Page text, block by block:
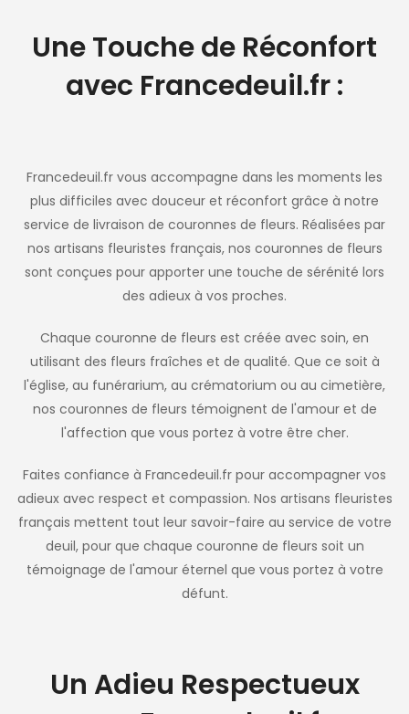
Une Touche de Réconfort
avec Francedeuil.fr :
Francedeuil.fr vous accompagne dans les moments les
plus difficiles avec douceur et réconfort grâce à notre
service de livraison de couronnes de fleurs. Réalisées par
nos artisans fleuristes français, nos couronnes de fleurs
sont conçues pour apporter une touche de sérénité lors
des adieux à vos proches.
Chaque couronne de fleurs est créée avec soin, en
utilisant des fleurs fraîches et de qualité. Que ce soit à
l'église, au funérarium, au crématorium ou au cimetière,
nos couronnes de fleurs témoignent de l'amour et de
l'affection que vous portez à votre être cher.
Faites confiance à Francedeuil.fr pour accompagner vos
adieux avec respect et compassion. Nos artisans fleuristes
français mettent tout leur savoir-faire au service de votre
deuil, pour que chaque couronne de fleurs soit un
témoignage de l'amour éternel que vous portez à votre
défunt.
Un Adieu Respectueux